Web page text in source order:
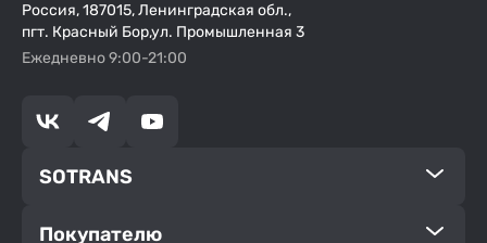
Россия, 187015, Ленинградская обл.,
пгт. Красный Бор,ул. Промышленная 3
Ежедневно 9:00-21:00
SOTRANS
Покупателю